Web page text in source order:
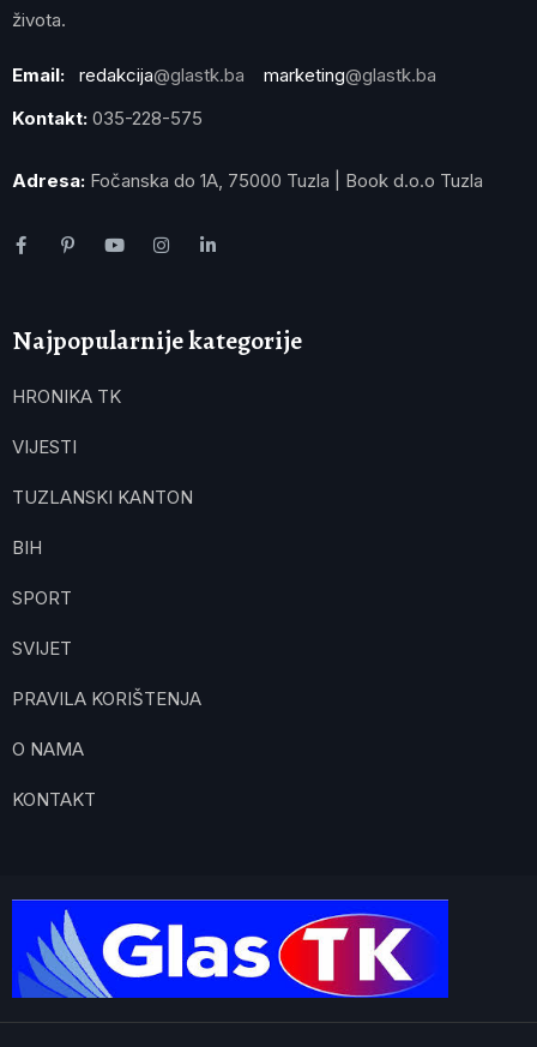
života.
Email: redakcija@glastk.ba marketing@glastk.ba
Kontakt: 035-228-575
Adresa: Fočanska do 1A, 75000 Tuzla | Book d.o.o Tuzla
Najpopularnije kategorije
HRONIKA TK
VIJESTI
TUZLANSKI KANTON
BIH
SPORT
SVIJET
PRAVILA KORIŠTENJA
O NAMA
KONTAKT